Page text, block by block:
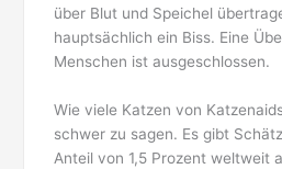
über Blut und Speichel
hauptsächlich ein Biss. Eine
Menschen ist ausgeschlossen.
Wie viele Katzen von
schwer zu sagen. Es gibt
Anteil von 1,5 Prozent weltweit